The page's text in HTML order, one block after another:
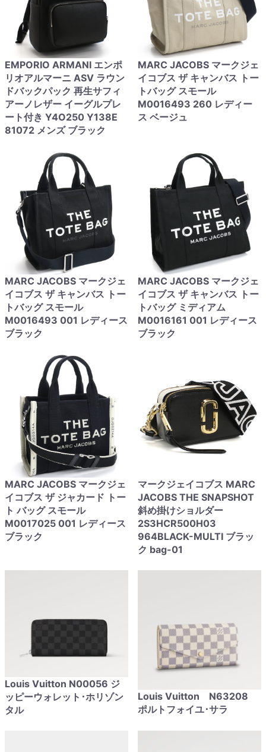
EMPORIO ARMANI エンポ
リオアルマーニ ASV ラウン
ドバックパック 再生サフィ
アーノレザー イーグルプレ
ート付き Y4O250 Y138E
81072 メンズ ブラック
MARC JACOBS マークジェ
イコブス ザ キャンバス トー
トバッグ スモール
M0016493 260 レディー
ス ベージュ
MARC JACOBS マークジェ
イコブス ザ キャンバス トー
トバッグ スモール
M0016493 001 レディース
ブラック
MARC JACOBS マークジェ
イコブス ザ キャンバス トー
トバッグ ミディアム
M0016161 001 レディース
ブラック
MARC JACOBS マークジェ
イコブス ザ ジャカード トー
ト バッグ スモール
M0017025 001 レディース
ブラック
マークジェイコブス MARC
JACOBS THE SNAPSHOT
斜め掛けショルダー
2S3HCR500H03
964BLACK-MULTI ブラッ
ク bag-01
Louis Vuitton N00056 ジ
ッピーウォレット･ホリゾン
タル
Louis Vuitton N63208
ポルトフォイユ･サラ